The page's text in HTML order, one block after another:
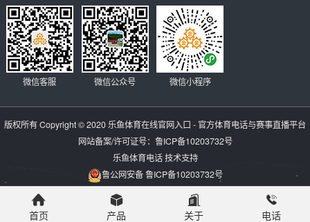
微信客服 微信公众号 微信小程序
版权所有 Copyright © 2020 乐鱼体育在线官网入口 - 官方体育电话与赛事直播平台
网站备案/许可证号： 鲁ICP备10203732号
乐鱼体育电话技术支持
鲁公网安备 鲁ICP备10203732号
首页 产品 关于 电话